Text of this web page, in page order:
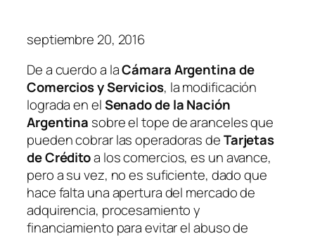
septiembre 20, 2016
De a cuerdo a laCámara Argentina de
Comercios y Servicios, la modificación
lograda en elSenado de la Nación
Argentina sobre el tope de aranceles que
pueden cobrar las operadoras deTarjetas
de Créditoa los comercios, es un avance,
pero a su vez, no es suficiente, dado que
hace falta una apertura del mercado de
adquirencia, procesamiento y
financiamiento para evitar el abuso de